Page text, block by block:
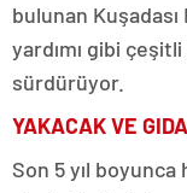
bulunan
yardımı gibi çeşitli
sürdürüyor.
YAKACAK VE
Son 5 yıl